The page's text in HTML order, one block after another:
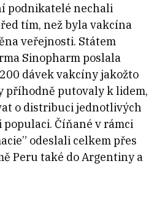
podnikatelé nechali
tím, než byla vakcína
veřejnosti. Státem
Sinopharm poslala
dávek vakcíny jakožto
příhodně putovaly k lidem,
o distribuci jednotlivých
populaci. Číňané v rámci
odeslali celkem přes
Peru také do Argentiny a